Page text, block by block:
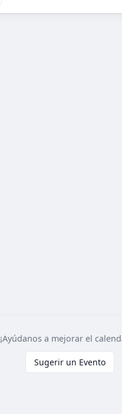
¡Ayúdanos a mejorar el
Sugerir un Evento